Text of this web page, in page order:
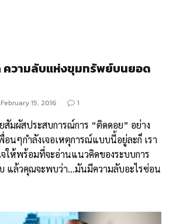
ความลับแห่งขุมทรัพย์บนยอด
February 15, 2016 1
สัมผัสประสบการณ์การ “ติดดอย” อย่าง
นๆกำลังเจอเหตุการณ์แบบนี้อยู่ละก็ เรา
ให้พร้อมที่จะอ่านแนวคิดของระบบการ
แล้วคุณจะพบว่า…มันมีความลับอะไรซ่อน